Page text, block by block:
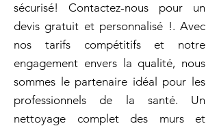
sécurisé! Contactez-nous pour un
devis gratuit et personnalisé !. Avec
nos tarifs compétitifs et notre
engagement envers la qualité, nous
sommes le partenaire idéal pour les
professionnels de la santé. Un
nettoyage complet des murs et